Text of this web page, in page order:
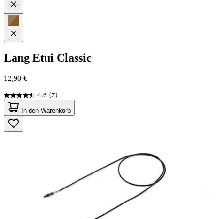
Lang Etui Classic
12,90 €
4.6 (7)
4.6
von
5
Sternen.
7
In den Warenkorb